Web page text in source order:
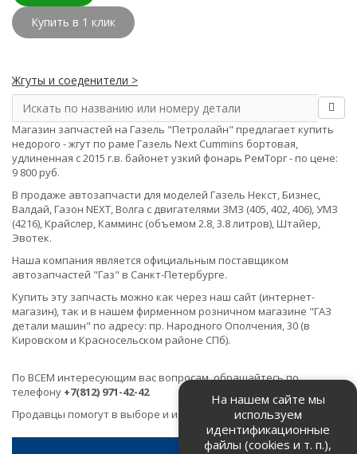
Купить в 1 клик
Жгуты и соеденители >
Магазин запчастей на Газель "Петролайн" предлагает купить
недорого - жгут по раме Газель Next Cummins бортовая,
удлиненная с 2015 г.в. байонет узкий фонарь РемТорг - по цене:
9 800 руб.
В продаже автозапчасти для моделей Газель Некст, Бизнес,
Валдай, Газон NEXT, Волга с двигателями ЗМЗ (405, 402, 406), УМЗ
(4216), Крайслер, Камминс (объемом 2.8, 3.8 литров), Штайер,
Эвотек.
Наша компания является официальным поставщиком
автозапчастей "Газ" в Санкт-Петербурге.
Купить эту запчасть можно как через наш сайт (интернет-
магазин), так и в нашем фирменном розничном магазине "ГАЗ
детали машин" по адресу: пр. Народного Ополчения, 30 (в
Кировском и Красносельском районе СПб).
По ВСЕМ интересующим вас вопросам, обращайтесь по
телефону +7(812) 971-42-42
Продавцы помогут в выборе и идентификации товара.
На нашем сайте мы
используем
идентификационные
файлы (cookies и т. п.),